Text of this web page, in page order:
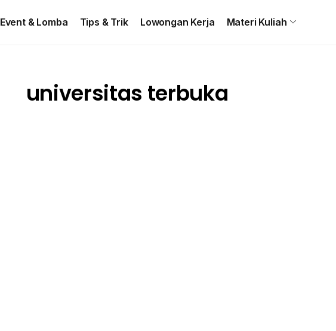
Event & Lomba Tips & Trik Lowongan Kerja Materi Kuliah
universitas terbuka